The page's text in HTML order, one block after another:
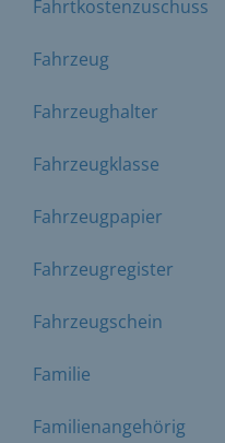
Fahrtkostenzuschuss
Fahrzeug
Fahrzeughalter
Fahrzeugklasse
Fahrzeugpapier
Fahrzeugregister
Fahrzeugschein
Familie
Familienangehörig